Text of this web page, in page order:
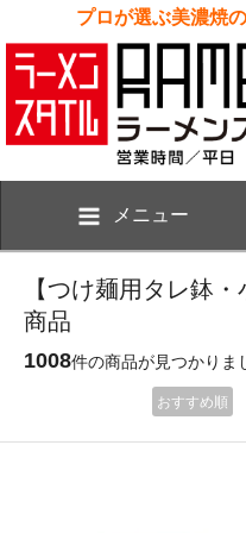
プロが選ぶ美濃焼
メニュー
【つけ麺用タレ鉢
商品
1008件の商品が見つかりま
おすすめ順